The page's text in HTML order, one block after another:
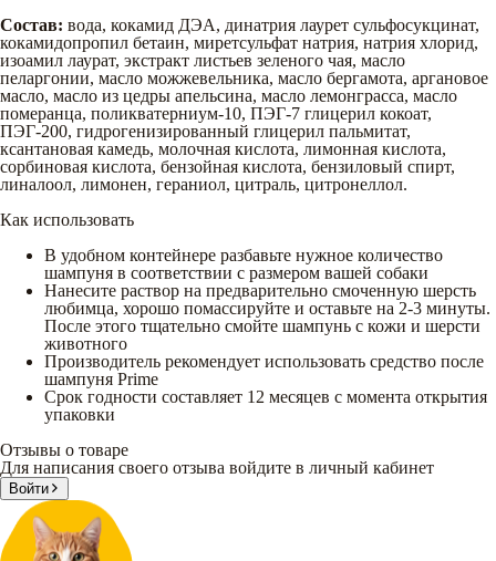
Состав: вода, кокамид ДЭА, динатрия лаурет сульфосукцинат,
кокамидопропил бетаин, миретсульфат натрия, натрия хлорид,
изоамил лаурат, экстракт листьев зеленого чая, масло
пеларгонии, масло можжевельника, масло бергамота, аргановое
масло, масло из цедры апельсина, масло лемонграсса, масло
померанца, поликватерниум-10, ПЭГ-7 глицерил кокоат,
ПЭГ-200, гидрогенизированный глицерил пальмитат,
ксантановая камедь, молочная кислота, лимонная кислота,
сорбиновая кислота, бензойная кислота, бензиловый спирт,
линалоол, лимонен, гераниол, цитраль, цитронеллол.
Как использовать
В удобном контейнере разбавьте нужное количество
шампуня в соответствии с размером вашей собаки
Нанесите раствор на предварительно смоченную шерсть
любимца, хорошо помассируйте и оставьте на 2-3 минуты.
После этого тщательно смойте шампунь с кожи и шерсти
животного
Производитель рекомендует использовать средство после
шампуня Prime
Срок годности составляет 12 месяцев с момента открытия
упаковки
Отзывы о товаре
Для написания своего отзыва войдите в личный кабинет
Войти